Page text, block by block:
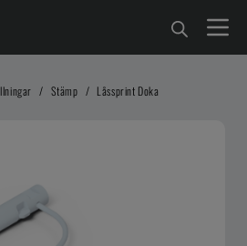
/ Stämp / Låssprint Doka